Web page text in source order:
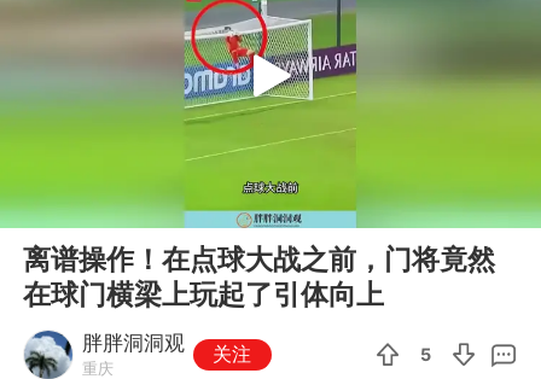
00:00 00:35
Play
离谱操作！在点球大战之前，门将竟然
在球门横梁上玩起了引体向上
胖胖洞洞观
重庆
关注 5